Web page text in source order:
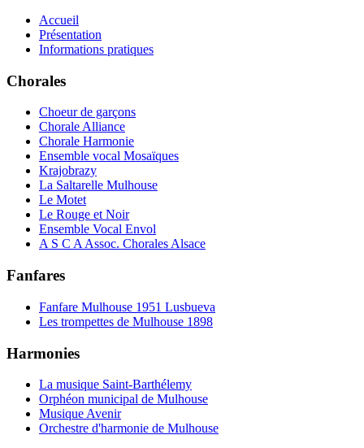
Accueil
Présentation
Informations pratiques
Chorales
Choeur de garçons
Chorale Alliance
Chorale Harmonie
Ensemble vocal Mosaïques
Krajobrazy
La Saltarelle Mulhouse
Le Motet
Le Rouge et Noir
Ensemble Vocal Envol
A S C A Assoc. Chorales Alsace
Fanfares
Fanfare Mulhouse 1951 Lusbueva
Les trompettes de Mulhouse 1898
Harmonies
La musique Saint-Barthélemy
Orphéon municipal de Mulhouse
Musique Avenir
Orchestre d'harmonie de Mulhouse